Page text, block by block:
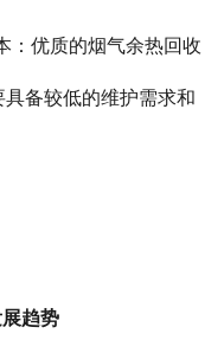
：优质的烟气余热回收
备较低的维护需求和
趋势